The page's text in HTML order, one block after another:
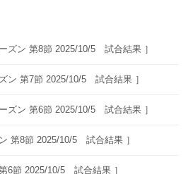
ズン 第8節 2025/10/5 試合結果 ］
ン 第7節 2025/10/5 試合結果 ］
ズン 第6節 2025/10/5 試合結果 ］
第8節 2025/10/5 試合結果 ］
6節 2025/10/5 試合結果 ］